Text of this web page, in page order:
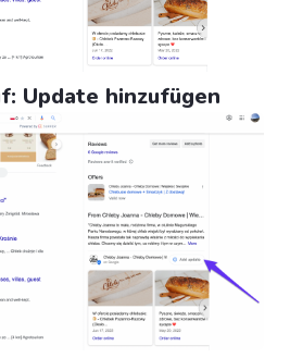
Update hinzufügen